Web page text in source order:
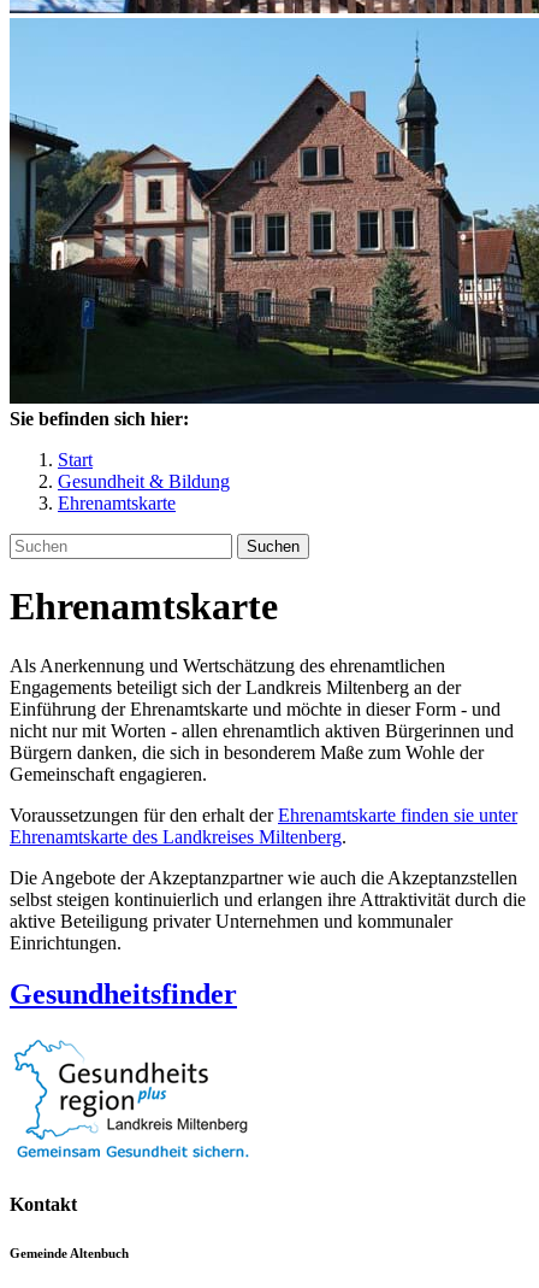
Sie befinden sich hier:
Start
Gesundheit & Bildung
Ehrenamtskarte
Suchen
Ehrenamtskarte
Als Anerkennung und Wertschätzung des ehrenamtlichen
Engagements beteiligt sich der Landkreis Miltenberg an der
Einführung der Ehrenamtskarte und möchte in dieser Form - und
nicht nur mit Worten - allen ehrenamtlich aktiven Bürgerinnen und
Bürgern danken, die sich in besonderem Maße zum Wohle der
Gemeinschaft engagieren.
Voraussetzungen für den erhalt derEhrenamtskarte finden sie unter
Ehrenamtskarte des Landkreises Miltenberg.
Die Angebote der Akzeptanzpartner wie auch die Akzeptanzstellen
selbst steigen kontinuierlich und erlangen ihre Attraktivität durch die
aktive Beteiligung privater Unternehmen und kommunaler
Einrichtungen.
Gesundheitsfinder
Kontakt
Gemeinde Altenbuch